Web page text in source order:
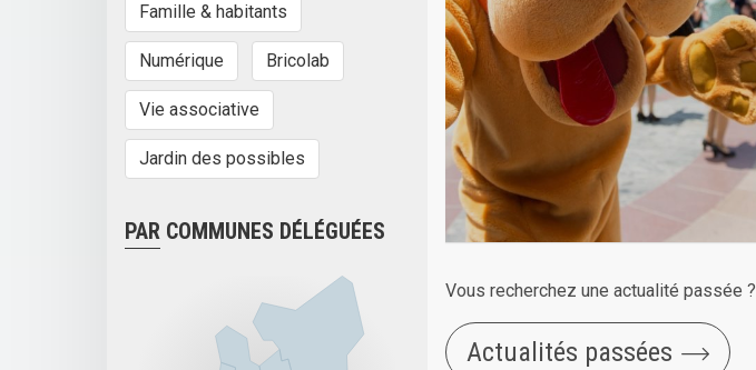
Famille & habitants
Numérique Bricolab
Vie associative
Jardin des possibles
PAR COMMUNES DÉLÉGUÉES
Vous recherchez une actualité passée ?
Actualités passées